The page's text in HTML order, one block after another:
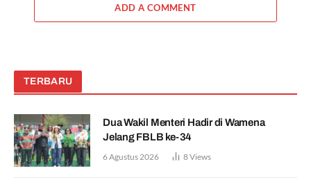
ADD A COMMENT
TERBARU
Dua Wakil Menteri Hadir di Wamena
Jelang FBLB ke-34
6 Agustus 2026 8Views